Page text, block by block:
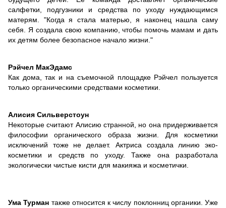
салфетки, подгузники и средства по уходу нуждающимся
матерям. "Когда я стала матерью, я наконец нашла саму
себя. Я создала свою компанию, чтобы помочь мамам и дать
их детям более безопасное начало жизни."
Рэйчел МакЭдамс
Как дома, так и на съемочной площадке Рэйчел пользуется
только органическими средствами косметики.
Алисия Сильверстоун
Некоторые считают Алисию странной, но она придерживается
философии органического образа жизни. Для косметики
исключений тоже не делает. Актриса создала линию эко-
косметики и средств по уходу. Также она разработала
экологически чистые кисти для макияжа и косметички.
Ума Турман также относится к числу поклонниц органики. Уже